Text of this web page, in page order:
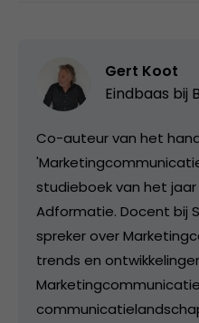
Gert Koot
Eindbaas bij
Co-auteur van het
studieboek van het jaar
Adformatie. Docent bij
spreker over
trends en